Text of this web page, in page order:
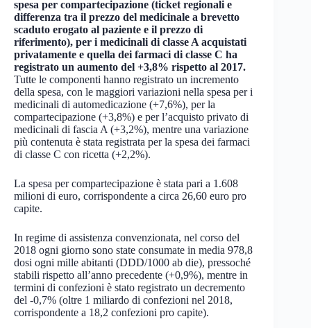
spesa per compartecipazione (ticket regionali e
differenza tra il prezzo del medicinale a brevetto
scaduto erogato al paziente e il prezzo di
riferimento), per i medicinali di classe A acquistati
privatamente e quella dei farmaci di classe C ha
registrato un aumento del +3,8% rispetto al 2017.
Tutte le componenti hanno registrato un incremento
della spesa, con le maggiori variazioni nella spesa per i
medicinali di automedicazione (+7,6%), per la
compartecipazione (+3,8%) e per l’acquisto privato di
medicinali di fascia A (+3,2%), mentre una variazione
più contenuta è stata registrata per la spesa dei farmaci
di classe C con ricetta (+2,2%).
La spesa per compartecipazione è stata pari a 1.608
milioni di euro, corrispondente a circa 26,60 euro pro
capite.
In regime di assistenza convenzionata, nel corso del
2018 ogni giorno sono state consumate in media 978,8
dosi ogni mille abitanti (DDD/1000 ab die), pressoché
stabili rispetto all’anno precedente (+0,9%), mentre in
termini di confezioni è stato registrato un decremento
del -0,7% (oltre 1 miliardo di confezioni nel 2018,
corrispondente a 18,2 confezioni pro capite).